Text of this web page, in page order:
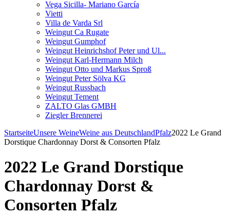
Vega Sicilla- Mariano García
Vietti
Villa de Varda Srl
Weingut Ca Rugate
Weingut Gumphof
Weingut Heinrichshof Peter und Ul...
Weingut Karl-Hermann Milch
Weingut Otto und Markus Sproß
Weingut Peter Sölva KG
Weingut Russbach
Weingut Tement
ZALTO Glas GMBH
Ziegler Brennerei
StartseiteUnsere WeineWeine aus DeutschlandPfalz2022 Le Grand
Dorstique Chardonnay Dorst & Consorten Pfalz
2022 Le Grand Dorstique
Chardonnay Dorst &
Consorten Pfalz